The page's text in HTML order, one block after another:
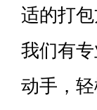
适的打
我们有
动手，轻